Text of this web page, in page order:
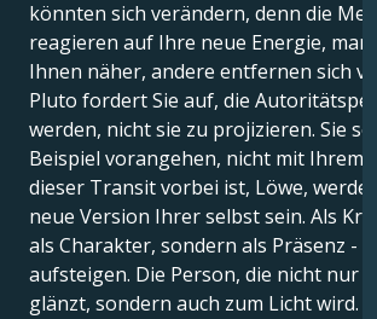
könnten sich verändern, denn die
reagieren auf Ihre neue Energie,
Ihnen näher, andere entfernen sich
Pluto fordert Sie auf, die
werden, nicht sie zu projizieren. Sie
Beispiel vorangehen, nicht mit Ihrem
dieser Transit vorbei ist, Löwe, werden
neue Version Ihrer selbst sein. Als
als Charakter, sondern als Präsenz -
aufsteigen. Die Person, die nicht nur
glänzt, sondern auch zum Licht wird.